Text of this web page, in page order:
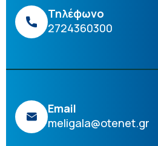
Τηλέφωνο
2724360300
Email
meligala@otenet.gr